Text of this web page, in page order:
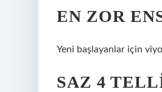
EN ZOR
Yeni başlayanlar için
SAZ 4